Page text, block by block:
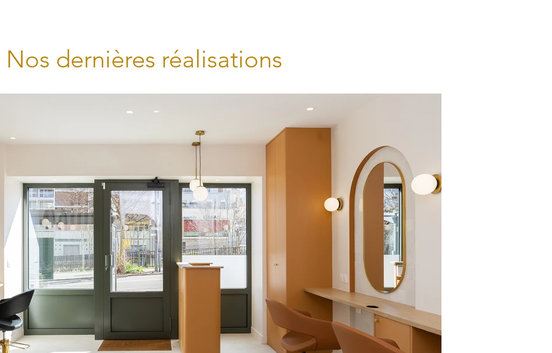
Nos dernières réalisations